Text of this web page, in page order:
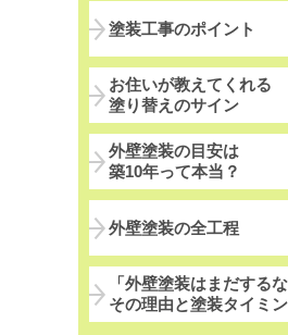
塗装工事のポイント
お住いが教えてくれる
塗り替えのサイン
外壁塗装の目安は
築10年って本当？
外壁塗装の全工程
「外壁塗装はまだするな
その理由と塗装タイミ